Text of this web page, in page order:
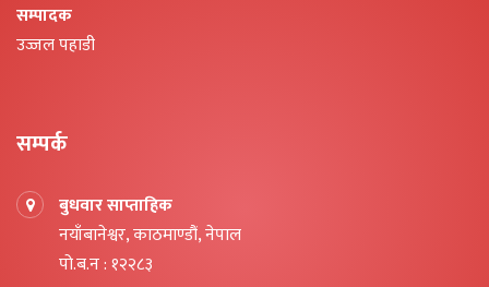
सम्पादक
उज्जल पहाडी
सम्पर्क
बुधवार साप्ताहिक
नयाँबानेश्वर, काठमाण्डौं, नेपाल
पो.ब.न : १२२८३